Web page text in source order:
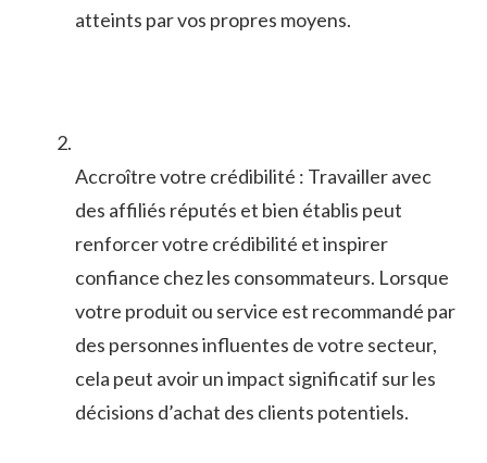
atteints par vos propres moyens.
Accroître votre crédibilité : Travailler avec
des affiliés réputés et bien établis peut
renforcer votre⁢ crédibilité et inspirer
confiance chez les consommateurs. Lorsque
votre produit ou service est recommandé⁣ par
​des personnes influentes de votre secteur,
cela peut avoir‍ un ​impact significatif sur les
décisions d’achat des clients potentiels.